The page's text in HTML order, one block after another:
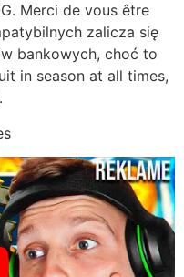
Merci de vous être
zalicza się
bankowych, choć to
in season at all times,